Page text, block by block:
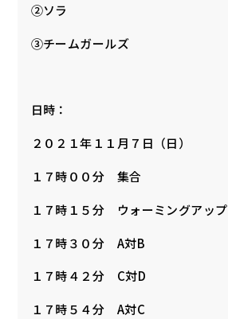
②ソラ
③チームガールズ
日時：
２０２１年１１月７日（日）
１７時００分 集合
１７時１５分 ウォーミングアップ
１７時３０分 A対B
１７時４２分 C対D
１７時５４分 A対C